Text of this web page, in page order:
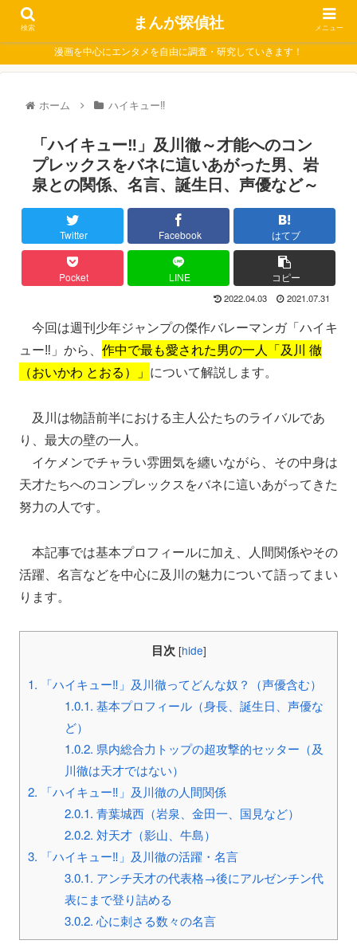
漫画を中心にエンタメを自由に調査・研究していきます！
ホーム ハイキュー‼
「ハイキュー‼」及川徹～才能へのコン
プレックスをバネに這いあがった男、岩
泉との関係、名言、誕生日、声優など～
Twitter Facebook はてブ
Pocket LINE コピー
2022.04.03 2021.07.31
今回は週刊少年ジャンプの傑作バレーマンガ「ハイキ
ュー‼」から、 作中で最も愛された男の一人「及川 徹
（おいかわ とおる）」 について解説します。
及川は物語前半における主人公たちのライバルであ
り、最大の壁の一人。
イケメンでチャラい雰囲気を纏いながら、その中身は
天才たちへのコンプレックスをバネに這いあがってきた
努力の人です。
本記事では基本プロフィールに加え、人間関係やその
活躍、名言などを中心に及川の魅力について語ってまい
ります。
目次 [hide]
1. 「ハイキュー‼」及川徹ってどんな奴？（声優含む）
1.0.1. 基本プロフィール（身長、誕生日、声優な
ど）
1.0.2. 県内総合力トップの超攻撃的セッター（及
川徹は天才ではない）
2. 「ハイキュー‼」及川徹の人間関係
2.0.1. 青葉城西（岩泉、金田一、国見など）
2.0.2. 対天才（影山、牛島）
3. 「ハイキュー‼」及川徹の活躍・名言
3.0.1. アンチ天才の代表格→後にアルゼンチン代
表にまで登り詰める
3.0.2. 心に刺さる数々の名言
検索 まんが探偵社 メニュー